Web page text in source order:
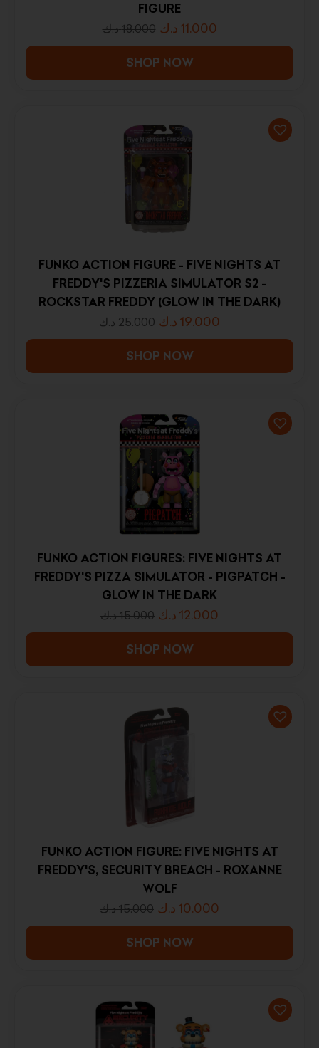
FIGURE
18.000 د.ك 11.000 د.ك
SHOP NOW
FUNKO ACTION FIGURE - FIVE NIGHTS AT
FREDDY'S PIZZERIA SIMULATOR S2 -
ROCKSTAR FREDDY (GLOW IN THE DARK)
25.000 د.ك 19.000 د.ك
SHOP NOW
FUNKO ACTION FIGURES: FIVE NIGHTS AT
FREDDY'S PIZZA SIMULATOR - PIGPATCH -
GLOW IN THE DARK
15.000 د.ك 12.000 د.ك
SHOP NOW
FUNKO ACTION FIGURE: FIVE NIGHTS AT
FREDDY'S, SECURITY BREACH - ROXANNE
WOLF
15.000 د.ك 10.000 د.ك
SHOP NOW